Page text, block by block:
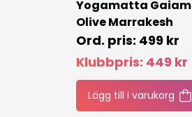
Yogamatta Gaiam
Olive Marrakesh
499 kr
Klubbpris: 449 kr
Lägg till i varukorg